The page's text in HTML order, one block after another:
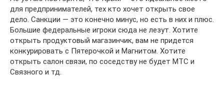
для предпринимателей, тех кто хочет открыть свое
дело. Санкции — это конечно минус, но есть в них и плюс.
Большие федеральные игроки сюда не лезут. Хотите
открыть продуктовый магазинчик, вам не придется
конкурировать с Пятерочкой и Магнитом. Хотите
открыть салон связи, по соседству не будет МТС и
Связного и тд.